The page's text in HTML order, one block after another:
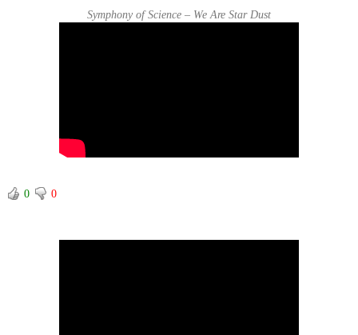
Symphony of Science – We Are Star Dust
0 0